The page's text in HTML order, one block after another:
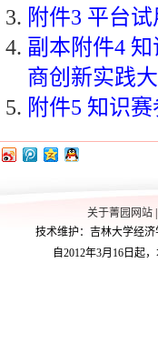
附件3 平台
副本附件4
商创新实践
附件5 知识
关于菁园网站
技术维护：吉林大学经济
自2012年3月16日起